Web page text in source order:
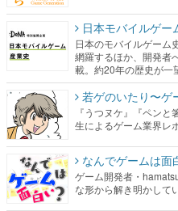
日本モバイルゲー
日本のモバイルゲーム
網羅するほか、開発者
載。約20年の歴史が一
若ゲのいたり〜ゲ
『うつヌケ』『ペン
生によるゲーム業界レ
なんでゲームは面
ゲーム開発者・
な形から解き明かして